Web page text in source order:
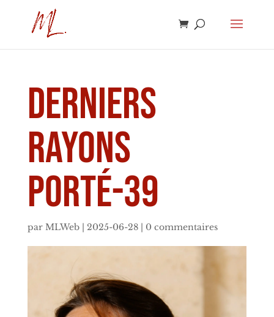
derniers
rayons
porté-39
par MLWeb| 2025-06-28| 0 commentaires